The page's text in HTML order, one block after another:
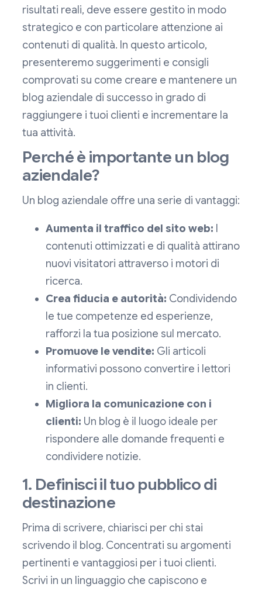
risultati reali, deve essere gestito in modo
strategico e con particolare attenzione ai
contenuti di qualità. In questo articolo,
presenteremo suggerimenti e consigli
comprovati su come creare e mantenere un
blog aziendale di successo in grado di
raggiungere i tuoi clienti e incrementare la
tua attività.
Perché è importante un blog
aziendale?
Un blog aziendale offre una serie di vantaggi:
Aumenta il traffico del sito web:
contenuti ottimizzati e di qualità attirano
nuovi visitatori attraverso i motori di
ricerca.
Crea fiducia e autorità: Condividendo
le tue competenze ed esperienze,
rafforzi la tua posizione sul mercato.
Promuove le vendite: Gli articoli
informativi possono convertire i lettori
in clienti.
Migliora la comunicazione con i
clienti: Un blog è il luogo ideale per
rispondere alle domande frequenti e
condividere notizie.
1. Definisci il tuo pubblico di
destinazione
Prima di scrivere, chiarisci per chi stai
scrivendo il blog. Concentrati su argomenti
pertinenti e vantaggiosi per i tuoi clienti.
Scrivi in un linguaggio che capiscono e